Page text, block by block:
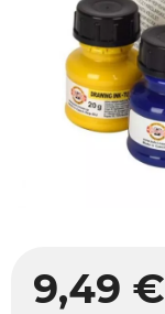
9,49 €